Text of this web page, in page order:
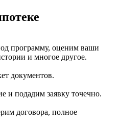
программу, оценим ваши
и многое другое.
документов.
и подадим заявку точечно.
договора, полное